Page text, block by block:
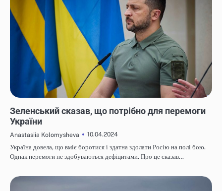
Зеленський сказав, що потрібно для перемоги
України
Anastasiia Kolomysheva
10.04.2024
Україна довела, що вміє боротися і здатна здолати Росію на полі бою.
Однак перемоги не здобуваються дефіцитами. Про це сказав…